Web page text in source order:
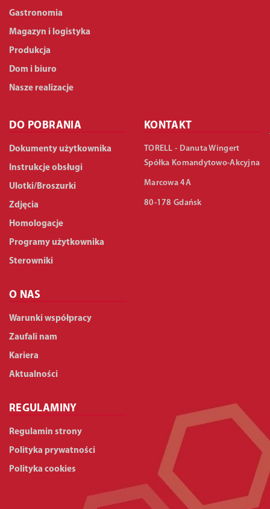
Gastronomia
Magazyn i logistyka
Produkcja
Dom i biuro
Nasze realizacje
DO POBRANIA
Dokumenty użytkownika
Instrukcje obsługi
Ulotki/Broszurki
Zdjęcia
Homologacje
Programy użytkownika
Sterowniki
O NAS
Warunki współpracy
Zaufali nam
Kariera
Aktualności
REGULAMINY
Regulamin strony
Polityka prywatności
Polityka cookies
KONTAKT
TORELL - Danuta Wingert
Spółka Komandytowo-Akcyjna
Marcowa 4A
80-178 Gdańsk